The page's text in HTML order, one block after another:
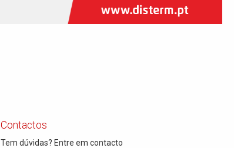
Contactos
Tem dúvidas? Entre em contacto